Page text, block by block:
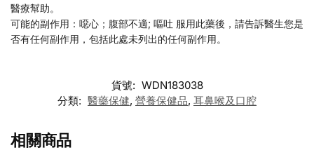
醫療幫助。
可能的副作用：噁心；腹部不適; 嘔吐 服用此藥後，請告訴醫生您是
否有任何副作用，包括此處未列出的任何副作用。
貨號: WDN183038
分類: 醫藥保健, 營養保健品, 耳鼻喉及口腔
相關商品